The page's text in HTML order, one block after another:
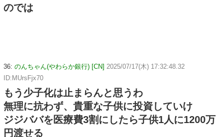
のでは
36: のんちゃん(やわらか銀行) [CN] 2025/07/17(木) 17:32:48.32
ID:MUrsFjx70
もう少子化は止まらんと思うわ
無理に抗わず、貴重な子供に投資していけ
ジジババを医療費3割にしたら子供1人に1200万
円渡せる